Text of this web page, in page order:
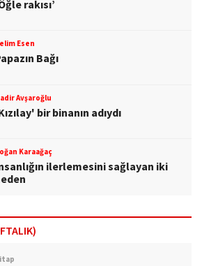
rakısı’
Esen
Bağı
Avşaroğlu
bir binanın adıydı
Karaağaç
ilerlemesini sağlayan iki